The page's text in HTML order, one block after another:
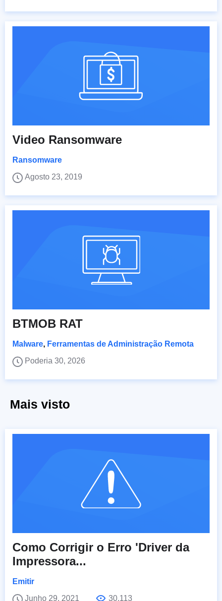
Video Ransomware
Ransomware
Agosto 23, 2019
BTMOB RAT
Malware, Ferramentas de Administração Remota
Poderia 30, 2026
Mais visto
Como Corrigir o Erro 'Driver da
Impressora...
Emitir
Junho 29, 2021
30,113